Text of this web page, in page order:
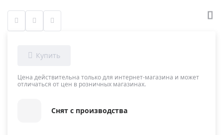
Цена действительна только для интернет-магазина и может
отличаться от цен в розничных магазинах.
Снят с производства